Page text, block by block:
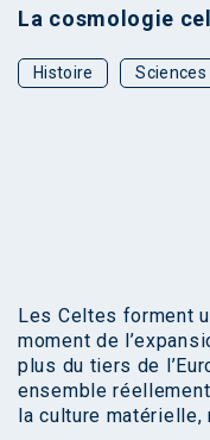
La cosmologie
Histoire
Les Celtes forment
moment de
plus du tiers de
ensemble
la culture matérielle,